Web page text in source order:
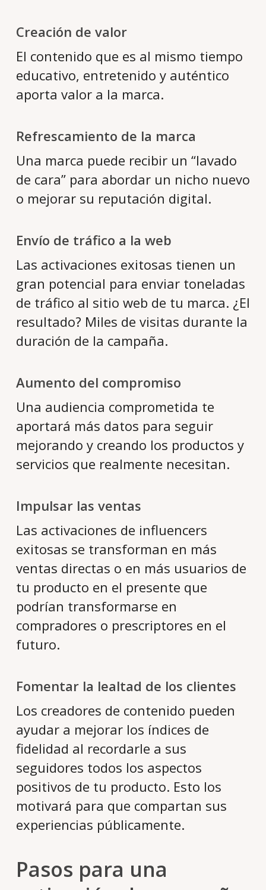
Creación de valor
El contenido que es al mismo tiempo
educativo, entretenido y auténtico
aporta valor a la marca.
Refrescamiento de la marca
Una marca puede recibir un “lavado
de cara” para abordar un nicho nuevo
o mejorar su reputación digital.
Envío de tráfico a la web
Las activaciones exitosas tienen un
gran potencial para enviar toneladas
de tráfico al sitio web de tu marca. ¿El
resultado? Miles de visitas durante la
duración de la campaña.
Aumento del compromiso
Una audiencia comprometida te
aportará más datos para seguir
mejorando y creando los productos y
servicios que realmente necesitan.
Impulsar las ventas
Las activaciones de influencers
exitosas se transforman en más
ventas directas o en más usuarios de
tu producto en el presente que
podrían transformarse en
compradores o prescriptores en el
futuro.
Fomentar la lealtad de los clientes
Los creadores de contenido pueden
ayudar a mejorar los índices de
fidelidad al recordarle a sus
seguidores todos los aspectos
positivos de tu producto. Esto los
motivará para que compartan sus
experiencias públicamente.
Pasos para una